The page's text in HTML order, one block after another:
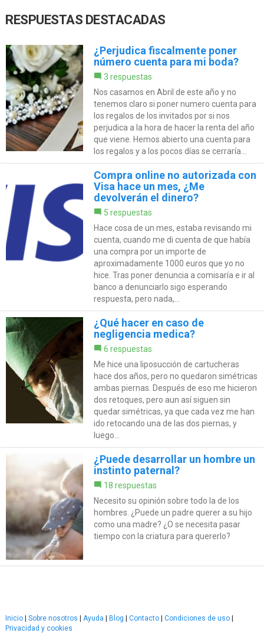
RESPUESTAS DESTACADAS
¿Perjudica fiscalmente poner
número cuenta para mi boda?
3 respuestas
Nos casamos en Abril de este año y no
tenemos claro si poner numero cuenta para
los regalos de los invitados por si nos
perjudica a la hora de hacer la renta del año
que viene. Hemos abierto una cuenta para
los regalos y a los pocos días se cerraría...
Compra online no autorizada con
Visa hace un mes, ¿Me
devolverán el dinero?
5 respuestas
Hace cosa de un mes, estaba revisando mi
cuenta, cuando me di cuenta de que había
una compra por un importe de
aproximadamente 1000 euros que yo no
hice. Tras poner denuncia a comisaría e ir al
banco a denunciarlo sigo esperando
respuesta, pero nada,...
¿Qué hacer en caso de
negligencia medica?
6 respuestas
Me hice una liposucción de cartucheras
hace dos años, pero no quedaron simétricas
ambas piernas. Después de eso me hicieron
dos retoques, pero aun así siguen sin
quedar simétricas, ya que cada vez me han
ido retocando una de las dos piernas, y
luego...
¿Puede desarrollar un hombre un
instinto paternal?
18 respuestas
Necesito su opinión sobre todo la de los
hombres. ¿Puede un padre querer a su hijo
como una madre? ¿O se necesita pasar
tiempo con la criatura para quererlo?
Inicio | Sobre nosotros | Ayuda | Blog | Contacto | Condiciones de uso |
Privacidad y cookies